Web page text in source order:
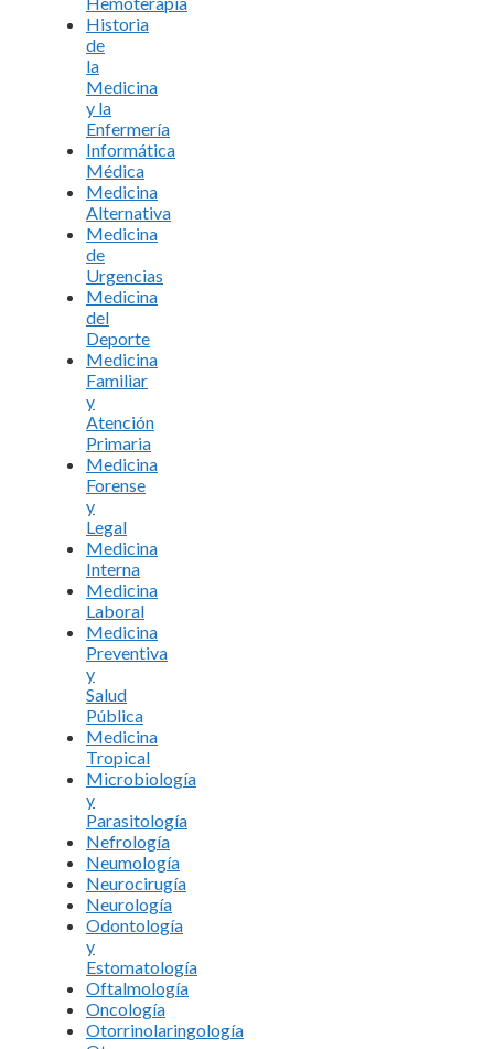
Historia
de
la
Medicina
y la
Enfermería
Informática
Médica
Medicina
Alternativa
Medicina
de
Urgencias
Medicina
del
Deporte
Medicina
Familiar
y
Atención
Primaria
Medicina
Forense
y
Legal
Medicina
Interna
Medicina
Laboral
Medicina
Preventiva
y
Salud
Pública
Medicina
Tropical
Microbiología
y
Parasitología
Nefrología
Neumología
Neurocirugía
Neurología
Odontología
y
Estomatología
Oftalmología
Oncología
Otorrinolaringología